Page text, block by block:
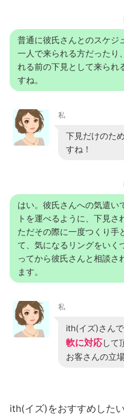
普通に彼氏さんとのスケジ
一人で来られる方だったり
れる前の下見として来られ
すね。
私
下見だけのた
すね！
はい。彼氏さんへの気遣い
トを運べるように、下見さ
ただその際に一度つくり手
て、気になるリングをいく
ってから彼氏さんと相談さ
ます。
私
ith(イズ)さんで
軟に対応して
お客さんの立
ith(イズ)をおすすめした